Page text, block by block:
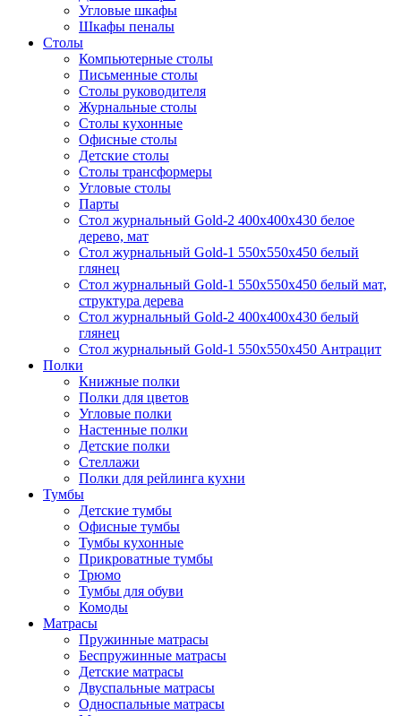
Угловые шкафы
Шкафы пеналы
Столы
Компьютерные столы
Письменные столы
Столы руководителя
Журнальные столы
Столы кухонные
Офисные столы
Детские столы
Столы трансформеры
Угловые столы
Парты
Стол журнальный Gold-2 400х400х430 белое
дерево, мат
Стол журнальный Gold-1 550х550х450 белый
глянец
Стол журнальный Gold-1 550х550х450 белый мат,
структура дерева
Стол журнальный Gold-2 400х400х430 белый
глянец
Стол журнальный Gold-1 550х550х450 Антрацит
Полки
Книжные полки
Полки для цветов
Угловые полки
Настенные полки
Детские полки
Стеллажи
Полки для рейлинга кухни
Тумбы
Детские тумбы
Офисные тумбы
Тумбы кухонные
Прикроватные тумбы
Трюмо
Тумбы для обуви
Комоды
Матрасы
Пружинные матрасы
Беспружинные матрасы
Детские матрасы
Двуспальные матрасы
Односпальные матрасы